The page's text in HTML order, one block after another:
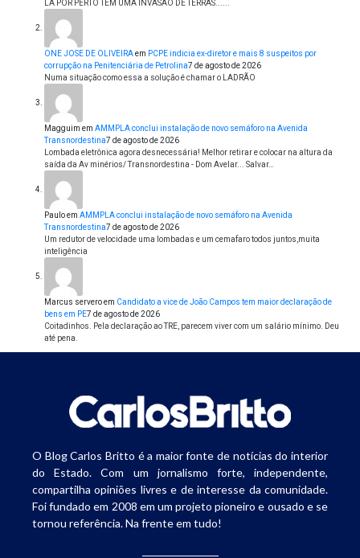
LÁ POR PERTO TEM UMA INVASÃO DE TERRAS......
ONE JOSE DE OLIVEIRAem PCPE indicia ex-diretor e mais 8 suspeitos por
corrupção na Penitenciária de Petrolina7 de agosto de 2026
Numa situação como essa a solução é chamar o LADRÃO
Magguim em AMMPLA conclui instalação de novo semáforo na Avenida
Transnordestina7 de agosto de 2026
Lombada eletrônica agora desnecessária! Melhor retirar e colocar na altura da
saída da Av minérios/ Transnordestina - Dom Avelar... Salvar…
Pauloem AMMPLA conclui instalação de novo semáforo na Avenida
Transnordestina7 de agosto de 2026
Um redutor de velocidade uma lombadas e um cemafaro todos juntos,muita
inteligência
Marcus serveroem Candidato a vice de João Campos tem maior declaração de
bens em PE7 de agosto de 2026
Coitadinhos. Pela declaração ao TRE, parecem viver com um salário mínimo. Deu
até pena.
O Blog Carlos Britto é a maior fonte de notícias do interior
do Estado. Com um jornalismo forte, independente,
compartilha opiniões livres e de interesse da comunidade.
Foi fundado em 2008 em um projeto pioneiro e ousado e se
tornou referência. Na frente em tudo!